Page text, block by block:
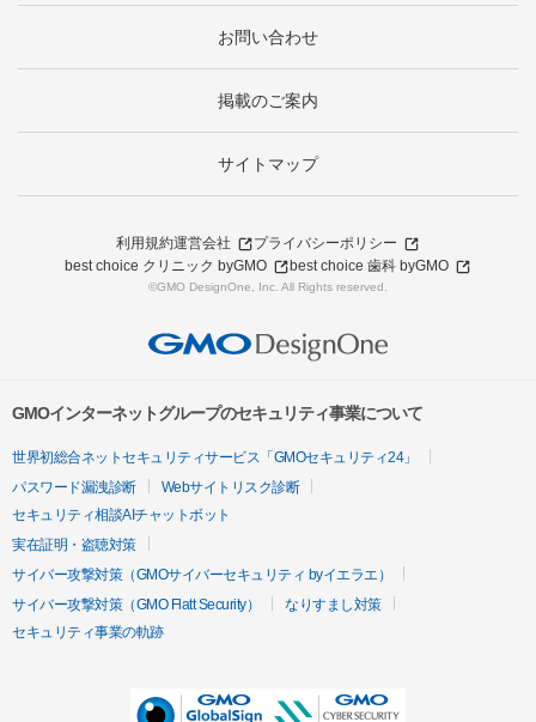
お問い合わせ
掲載のご案内
サイトマップ
利用規約運営会社
プライバシーポリシー
best choice クリニック byGMO
best choice 歯科 byGMO
©GMO DesignOne, Inc. All Rights reserved.
GMOインターネットグループのセキュリティ事業について
世界初総合ネットセキュリティサービス「GMOセキュリティ24」
パスワード漏洩診断
Webサイトリスク診断
セキュリティ相談AIチャットボット
実在証明・盗聴対策
サイバー攻撃対策（GMOサイバーセキュリティ byイエラエ）
サイバー攻撃対策（GMO Flatt Security）
なりすまし対策
セキュリティ事業の軌跡